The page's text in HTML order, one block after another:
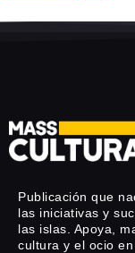
Publicación que
las iniciativas y
las islas. Apoya,
cultura y el ocio